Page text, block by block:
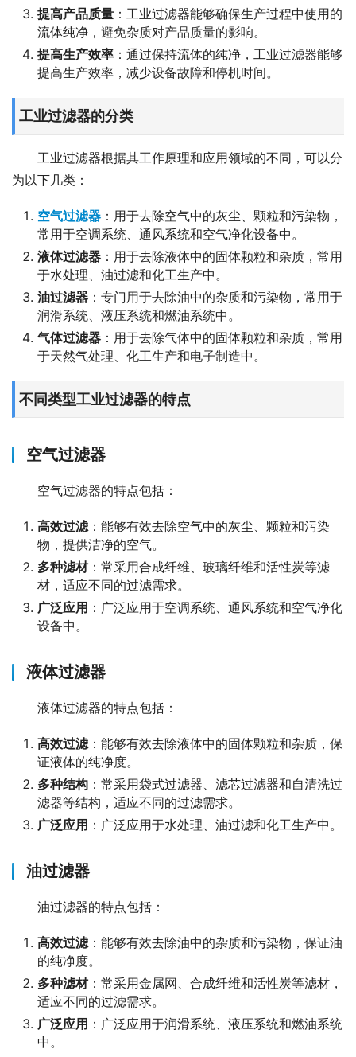
提高产品质量 ：工业过滤器能够确保生产过程中使用的
流体纯净，避免杂质对产品质量的影响。
提高生产效率 ：通过保持流体的纯净，工业过滤器能够
提高生产效率，减少设备故障和停机时间。
工业过滤器的分类
工业过滤器根据其工作原理和应用领域的不同，可以分
为以下几类：
空气过滤器 ：用于去除空气中的灰尘、颗粒和污染物，
常用于空调系统、通风系统和空气净化设备中。
液体过滤器 ：用于去除液体中的固体颗粒和杂质，常用
于水处理、油过滤和化工生产中。
油过滤器 ：专门用于去除油中的杂质和污染物，常用于
润滑系统、液压系统和燃油系统中。
气体过滤器 ：用于去除气体中的固体颗粒和杂质，常用
于天然气处理、化工生产和电子制造中。
不同类型工业过滤器的特点
空气过滤器
空气过滤器的特点包括：
高效过滤：能够有效去除空气中的灰尘、颗粒和污染
物，提供洁净的空气。
多种滤材：常采用合成纤维、玻璃纤维和活性炭等滤
材，适应不同的过滤需求。
广泛应用 ：广泛应用于空调系统、通风系统和空气净化
设备中。
液体过滤器
液体过滤器的特点包括：
高效过滤：能够有效去除液体中的固体颗粒和杂质，保
证液体的纯净度。
多种结构 ：常采用袋式过滤器、滤芯过滤器和自清洗过
滤器等结构，适应不同的过滤需求。
广泛应用 ：广泛应用于水处理、油过滤和化工生产中。
油过滤器
油过滤器的特点包括：
高效过滤：能够有效去除油中的杂质和污染物，保证油
的纯净度。
多种滤材：常采用金属网、合成纤维和活性炭等滤材，
适应不同的过滤需求。
广泛应用 ：广泛应用于润滑系统、液压系统和燃油系统
中。